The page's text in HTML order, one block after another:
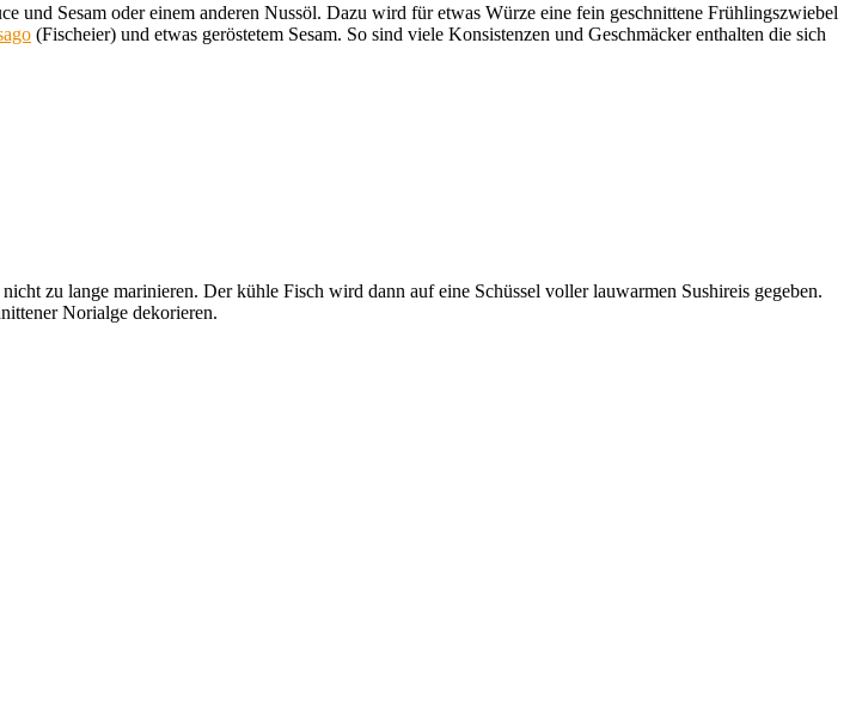
und Sesam oder einem anderen Nussöl. Dazu wird für etwas Würze eine fein geschnittene Frühlingszwiebel
(Fischeier) und etwas geröstetem Sesam. So sind viele Konsistenzen und Geschmäcker enthalten die sich
zu lange marinieren. Der kühle Fisch wird dann auf eine Schüssel voller lauwarmen Sushireis gegeben.
Norialge dekorieren.